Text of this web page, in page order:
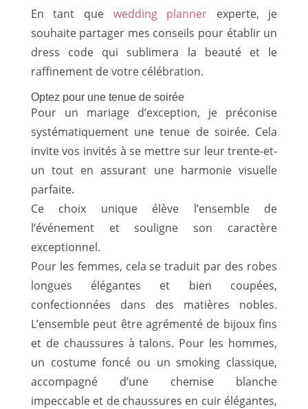
En tant que wedding planner experte, je
souhaite partager mes conseils pour établir un
dress code qui sublimera la beauté et le
raffinement de votre célébration.
Optez pour une tenue de soirée
Pour un mariage d’exception, je préconise
systématiquement une tenue de soirée. Cela
invite vos invités à se mettre sur leur trente-et-
un tout en assurant une harmonie visuelle
parfaite.
Ce choix unique élève l’ensemble de
l’événement et souligne son caractère
exceptionnel.
Pour les femmes, cela se traduit par des robes
longues élégantes et bien coupées,
confectionnées dans des matières nobles.
L’ensemble peut être agrémenté de bijoux fins
et de chaussures à talons. Pour les hommes,
un costume foncé ou un smoking classique,
accompagné d’une chemise blanche
impeccable et de chaussures en cuir élégantes,